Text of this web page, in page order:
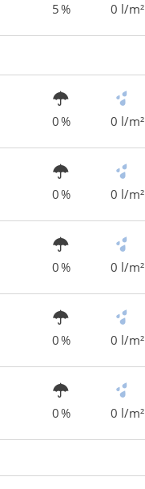
5 % 0 l/m²
0 % 0 l/m²
0 % 0 l/m²
0 % 0 l/m²
0 % 0 l/m²
0 % 0 l/m²